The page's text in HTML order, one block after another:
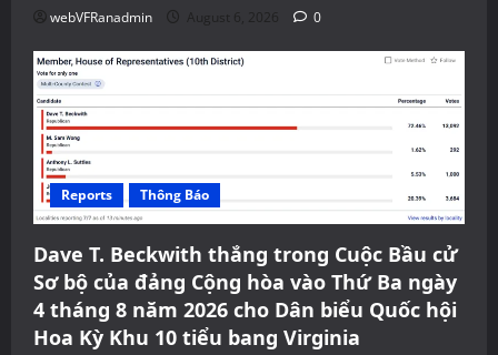
webVFRanadmin August 6, 2026 0
Reports Thông Báo
Dave T. Beckwith thắng trong Cuộc Bầu cử
Sơ bộ của đảng Cộng hòa vào Thứ Ba ngày
4 tháng 8 năm 2026 cho Dân biểu Quốc hội
Hoa Kỳ Khu 10 tiểu bang Virginia